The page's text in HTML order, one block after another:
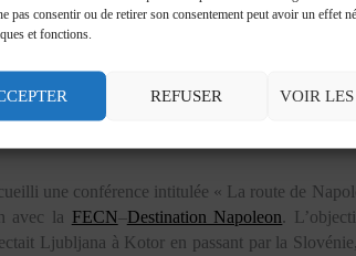
pas consentir ou de retirer son consentement peut avoir un effet
et fonctions.
REFUSER VOIR LES
une conférence intitulée « La route de
avec la FECN–Destination Napoleon.
Ljubljana à Kotor en passant par la